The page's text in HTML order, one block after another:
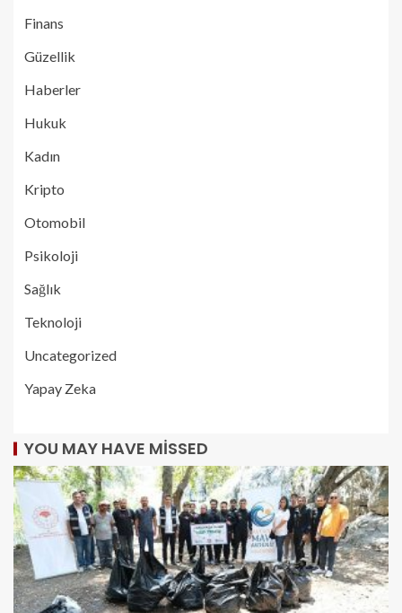
Finans
Güzellik
Haberler
Hukuk
Kadın
Kripto
Otomobil
Psikoloji
Sağlık
Teknoloji
Uncategorized
Yapay Zeka
YOU MAY HAVE MISSED